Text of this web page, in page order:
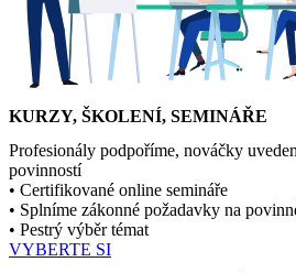
KURZY, ŠKOLENÍ, SEMINÁŘE
Profesionály podpoříme, nováčky
povinností
• Certifikované online semináře
• Splníme zákonné požadavky na
• Pestrý výběr témat
VYBERTE SI